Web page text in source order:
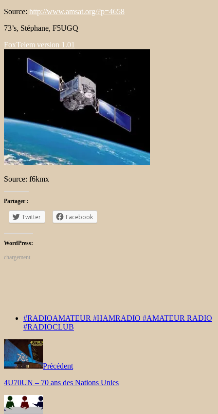
Source: http://www.amsat.org/?p=4658
73’s, Stéphane, F5UGQ
FoxTelem version 1.01
Source: f6kmx
Partager :
Twitter Facebook
WordPress:
chargement…
#RADIOAMATEUR #HAMRADIO #AMATEUR RADIO
#RADIOCLUB
Précédent
4U70UN – 70 ans des Nations Unies